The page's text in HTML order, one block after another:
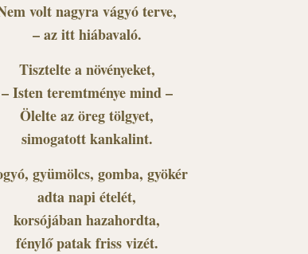
volt nagyra vágyó terve,
– az itt hiábavaló.
Tisztelte a növényeket,
– Isten teremtménye mind –
Ölelte az öreg tölgyet,
simogatott kankalint.
gyümölcs, gomba, gyökér
adta napi ételét,
korsójában hazahordta,
fénylő patak friss vizét.